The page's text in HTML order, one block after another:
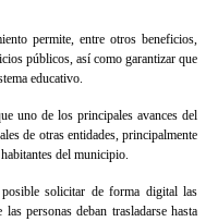
permite, entre otros beneficios,
públicos, así como garantizar que
educativo.
uno de los principales avances del
de otras entidades, principalmente
del municipio.
solicitar de forma digital las
personas deban trasladarse hasta